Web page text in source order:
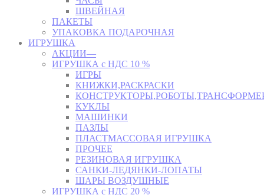
ШВЕЙНАЯ
ПАКЕТЫ
УПАКОВКА ПОДАРОЧНАЯ
ИГРУШКА
АКЦИИ—
ИГРУШКА с НДС 10 %
ИГРЫ
КНИЖКИ,РАСКРАСКИ
КУКЛЫ
МАШИНКИ
ПАЗЛЫ
ПЛАСТМАССОВАЯ ИГРУШКА
ПРОЧЕЕ
РЕЗИНОВАЯ ИГРУШКА
САНКИ-ЛЕДЯНКИ-ЛОПАТЫ
ШАРЫ ВОЗДУШНЫЕ
ИГРУШКА с НДС 20 %